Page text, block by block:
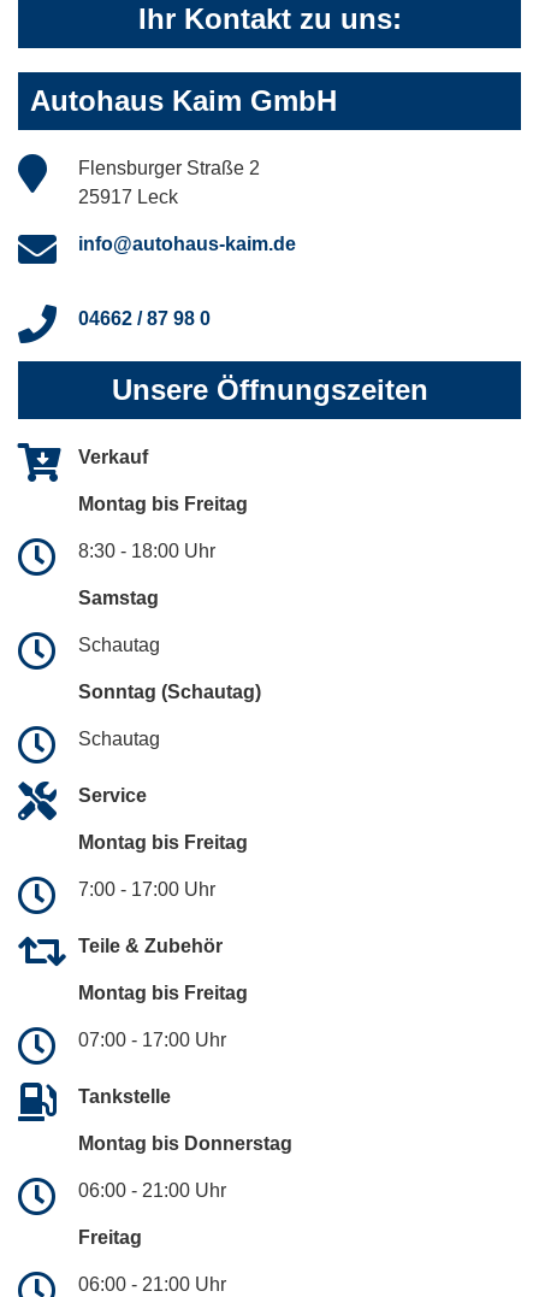
Ihr Kontakt zu uns:
Autohaus Kaim GmbH
Flensburger Straße 2
25917 Leck
info@autohaus-kaim.de
04662 / 87 98 0
Unsere Öffnungszeiten
Verkauf
Montag bis Freitag
8:30 - 18:00 Uhr
Samstag
Schautag
Sonntag (Schautag)
Schautag
Service
Montag bis Freitag
7:00 - 17:00 Uhr
Teile & Zubehör
Montag bis Freitag
07:00 - 17:00 Uhr
Tankstelle
Montag bis Donnerstag
06:00 - 21:00 Uhr
Freitag
06:00 - 21:00 Uhr